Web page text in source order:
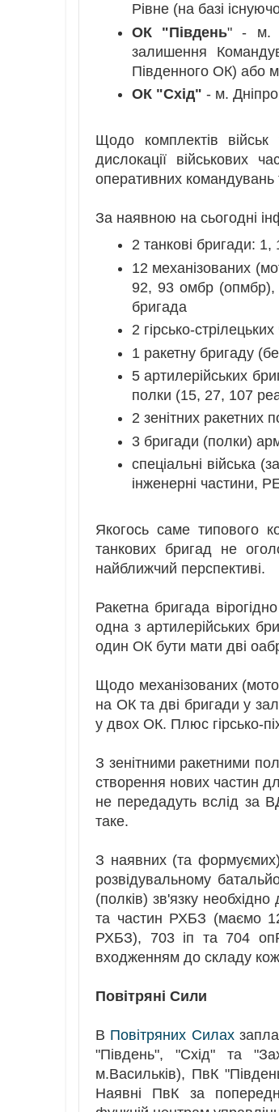
Рівне (на базі
ОК "Південь" - м.
залишення
Південного ОК) або
ОК "Схід" - м.
Щодо комплектів
дислокації військових
оперативних командувань
За наявною на сьогодні
2 танкові бригади: 1,
12 механізованих
92, 93 омбр (опмбр),
бригада
2 гірсько-
1 ракетну бригаду
5 артилерійських
полки (15, 27, 107
2 зенітних ракетних
3 бригади (полки)
спеціальні війська
інженерні частини,
Якогось саме типового
танкових бригад не
найближчий перспективі.
Ракетна бригада
одна з артилерійських
один ОК бути мати дві
Щодо механізованих
на ОК та дві бригади у
у двох ОК. Плюс гірсько-
З зенітними ракетними
створення нових частин
не передадуть вслід за
таке.
З наявних (та
розвідувальному
(полків) зв'язку
та частин РХБЗ (маємо
РХБЗ), 703 іп та 704
входженням до складу
Повітряні Сили
В Повітряних Силах
"Південь", "Схід" та
м.Васильків), ПвК
Наявні ПвК за